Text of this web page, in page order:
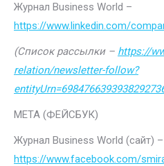
Журнал Business World –
https://www.linkedin.com/
(Список рассылки – https://
relation/newsletter-follow?
МЕТА (ФЕЙСБУК)
Журнал Business World (сайт) –
https://www.facebook.com/